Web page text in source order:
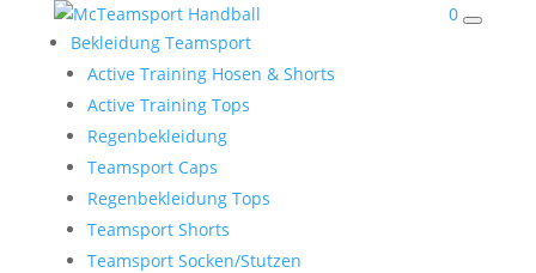
0
Bekleidung Teamsport
Active Training Hosen & Shorts
Active Training Tops
Regenbekleidung
Teamsport Caps
Regenbekleidung Tops
Teamsport Shorts
Teamsport Socken/Stutzen